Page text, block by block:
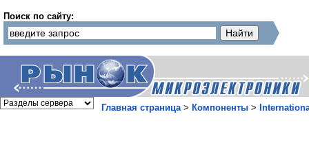
Поиск по сайту:
Главная страница> Компоненты >